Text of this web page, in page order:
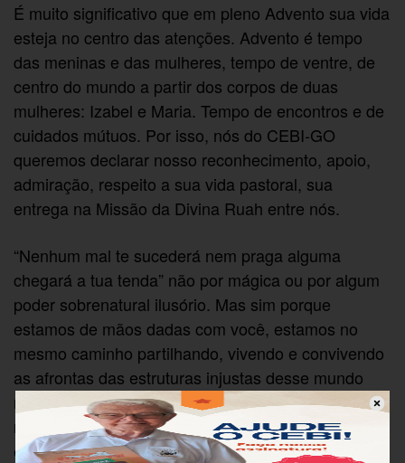
É muito significativo que em pleno Advento sua vida
esteja no centro das atenções. Advento é tempo
das meninas e das mulheres, tempo de ventre, de
centro do mundo a partir dos corpos de duas
mulheres: Izabel e Maria. Tempo de encontros e de
cuidados mútuos. Por isso, nós do CEBI-GO
queremos declarar nosso reconhecimento, apoio,
admiração, respeito a sua vida pastoral, sua
entrega na Missão da Divina Ruah entre nós.
“Nenhum mal te sucederá nem praga alguma
chegará a tua tenda” não por mágica ou por algum
poder sobrenatural ilusório. Mas sim porque
estamos de mãos dadas com você, estamos no
mesmo caminho partilhando, vivendo e convivendo
as afrontas das estruturas injustas desse mundo
misógino, diabólico, preconceituoso e racista,
realizadas contra sua vida. Você não está só,
estamos juntes!